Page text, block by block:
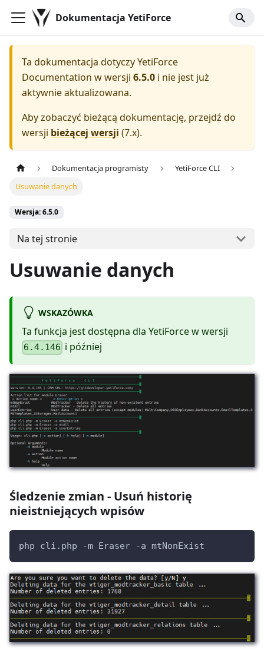
Dokumentacja YetiForce
Ta dokumentacja dotyczyYetiForce
Documentation w wersji 6.5.0 i nie jest już
aktywnie aktualizowana.
Aby zobaczyć bieżącą dokumentację, przejdź do
wersji bieżącej wersji (7.x).
Dokumentacja programisty
YetiForce CLI
Usuwanie danych
Wersja: 6.5.0
Na tej stronie
Usuwanie danych
WSKAZÓWKA
Ta funkcja jest dostępna dla YetiForce w wersji
6.4.146 i później
Śledzenie zmian - Usuń historię
nieistniejących wpisów
php cli.php -m Eraser -a mtNonExist